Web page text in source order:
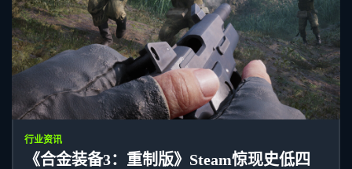
行业资讯
《合金装备3：重制版》Steam惊现史低四